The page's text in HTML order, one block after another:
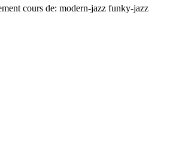
cours de: modern-jazz funky-jazz